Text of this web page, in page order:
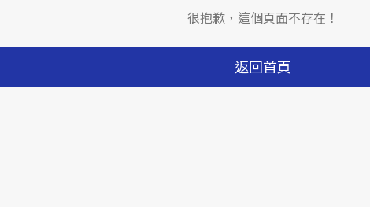
很抱歉，這個頁面不存在！
返回首頁